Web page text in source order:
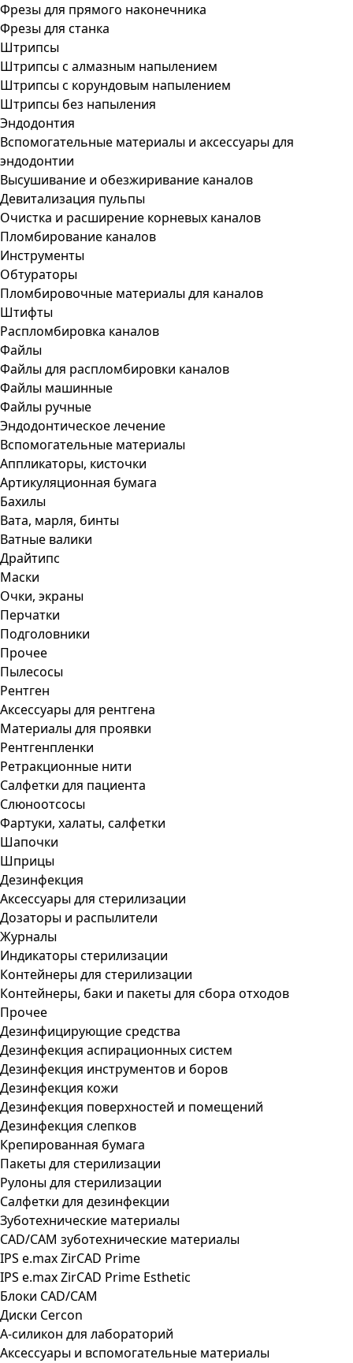
Фрезы для прямого наконечника
Фрезы для станка
Штрипсы
Штрипсы c алмазным напылением
Штрипсы c корундовым напылением
Штрипсы без напыления
Эндодонтия
Вспомогательные материалы и аксессуары для
эндодонтии
Высушивание и обезжиривание каналов
Девитализация пульпы
Очистка и расширение корневых каналов
Пломбирование каналов
Инструменты
Обтураторы
Пломбировочные материалы для каналов
Штифты
Распломбировка каналов
Файлы
Файлы для распломбировки каналов
Файлы машинные
Файлы ручные
Эндодонтическое лечение
Вспомогательные материалы
Аппликаторы, кисточки
Артикуляционная бумага
Бахилы
Вата, марля, бинты
Ватные валики
Драйтипс
Маски
Очки, экраны
Перчатки
Подголовники
Прочее
Пылесосы
Рентген
Аксессуары для рентгена
Материалы для проявки
Рентгенпленки
Ретракционные нити
Салфетки для пациента
Слюноотсосы
Фартуки, халаты, салфетки
Шапочки
Шприцы
Дезинфекция
Аксессуары для стерилизации
Дозаторы и распылители
Журналы
Индикаторы стерилизации
Контейнеры для стерилизации
Контейнеры, баки и пакеты для сбора отходов
Прочее
Дезинфицирующие средства
Дезинфекция аспирационных систем
Дезинфекция инструментов и боров
Дезинфекция кожи
Дезинфекция поверхностей и помещений
Дезинфекция слепков
Крепированная бумага
Пакеты для стерилизации
Рулоны для стерилизации
Салфетки для дезинфекции
Зуботехнические материалы
CAD/CAM зуботехнические материалы
IPS e.max ZirCAD Prime
IPS e.max ZirCAD Prime Esthetic
Блоки CAD/CAM
Диски Cercon
А-силикон для лабораторий
Аксессуары и вспомогательные материалы